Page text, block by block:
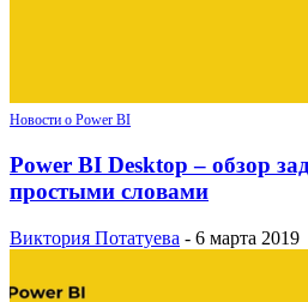
Новости о Power BI
Power BI Desktop – обзор
простыми словами
Виктория Потатуева - 6 марта 2019